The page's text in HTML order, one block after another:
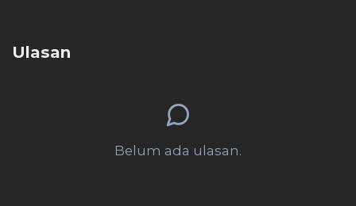
Ulasan
Belum ada ulasan.